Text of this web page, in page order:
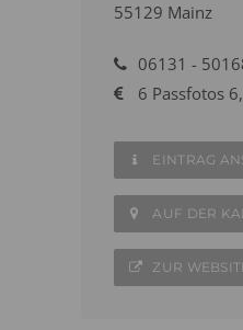
55129 Mainz
06131 -
6 Passfotos
EINTRAG
AUF DER
ZUR